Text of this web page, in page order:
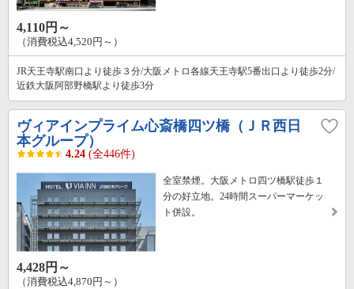
4,110円～
（消費税込4,520円～）
JR天王寺駅南口より徒歩３分/大阪メトロ各線天王寺駅5番出口より徒歩2分/
近鉄大阪阿部野橋駅より徒歩3分
ヴィアインプライム心斎橋四ツ橋（ＪＲ西日
本グループ）
4.24 (全446件)
全室禁煙。大阪メトロ四ツ橋駅徒歩１
分の好立地。24時間スーパーマーケッ
ト併設。
4,428円～
（消費税込4,870円～）